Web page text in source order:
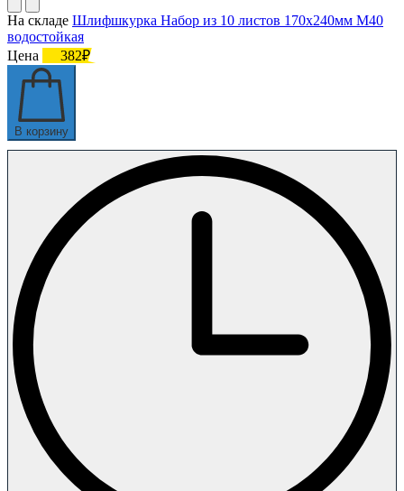
На складе Шлифшкурка Набор из 10 листов 170х240мм М40
водостойкая
Цена
382₽
В корзину